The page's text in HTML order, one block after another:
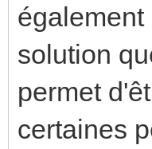
solution
permet
certaines